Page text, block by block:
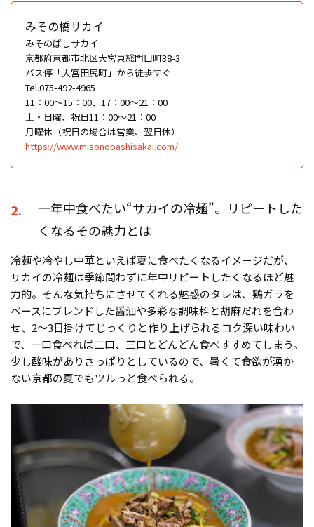
みその橋サカイ
みそのばしサカイ
京都府京都市北区大宮東総門口町38-3
バス停「大宮田尻町」から徒歩すぐ
Tel.075-492-4965
11：00〜15：00、17：00〜21：00
土・日曜、祝日11：00～21：00
月曜休（祝日の場合は営業、翌日休）
https://www.misonobashisakai.com/
2.
一年中食べたい“サカイの冷麺”。リピートした
くなるその魅力とは
冷麺や冷やし中華といえば夏に食べたくなるイメージだが、
サカイの冷麺は季節問わずに年中リピートしたくなるほど魅
力的。そんな気持ちにさせてくれる魅惑のタレは、鶏ガラを
ベースにブレンドした醤油や多彩な調味料と胡麻だれを合わ
せ、2〜3日掛けてじっくりと作り上げられるコク深い味わい
で、一口食べれば二口、三口とどんどん食べすすめてしまう。
少し酸味がありさっぱりとしているので、暑くて食欲が湧か
ない京都の夏でもツルっと食べられる。